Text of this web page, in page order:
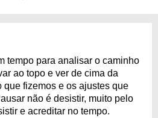
tempo para analisar o caminho
ao topo e ver de cima da
que fizemos e os ajustes que
não é desistir, muito pelo
e acreditar no tempo.